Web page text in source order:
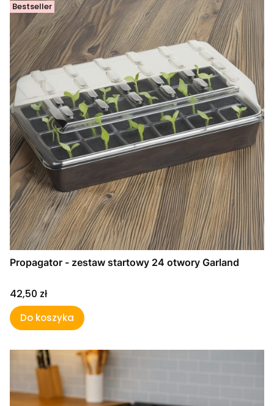
Bestseller
Propagator - zestaw startowy 24 otwory Garland
Cena
42,50 zł
Do koszyka